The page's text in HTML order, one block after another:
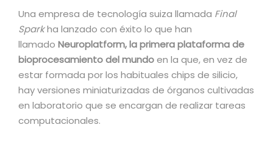
Una empresa de tecnología suiza llamada Final
Sparkha lanzado con éxito lo que han
llamado Neuroplatform, la primera plataforma de
bioprocesamiento del mundoen la que, en vez de
estar formada por los habituales chips de silicio,
hay versiones miniaturizadas de órganos cultivadas
en laboratorio que se encargan de realizar tareas
computacionales.